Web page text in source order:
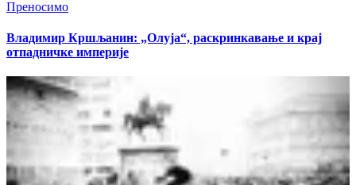
Преносимо
Владимир Кршљанин: „Олуја“, раскринкавање и крај
отпадничке империје